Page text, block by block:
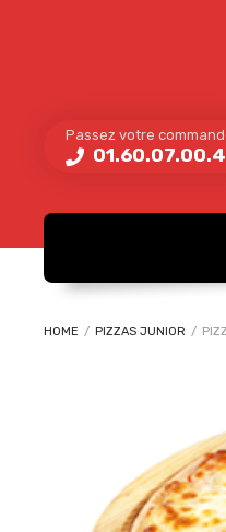
Passez votre
HOME / PIZZAS JUNIOR /